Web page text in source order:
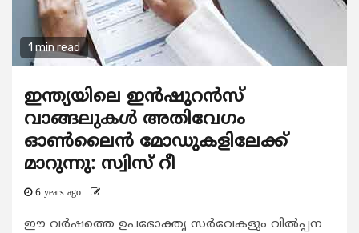
1 min read
ഇന്ത്യയിലെ ഇൻഷുറൻസ്
വാങ്ങലുകൾ അതിവേഗം
ഓൺലൈൻ മോഡുകളിലേക്ക്
മാറുന്നു: സ്വിസ് റീ
6 years ago
ഈ വർഷത്തെ ഉപഭോക്തൃ സർവേകളും വിൽപ്പന